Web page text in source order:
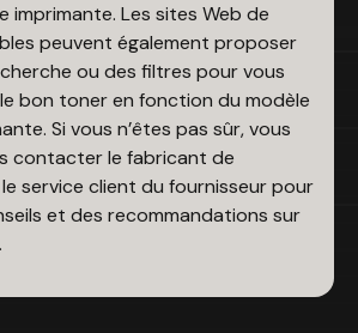
imprimante. Les sites Web de
peuvent également proposer
ou des filtres pour vous
bon toner en fonction du modèle
Si vous n’êtes pas sûr, vous
contacter le fabricant de
le service client du fournisseur pour
et des recommandations sur